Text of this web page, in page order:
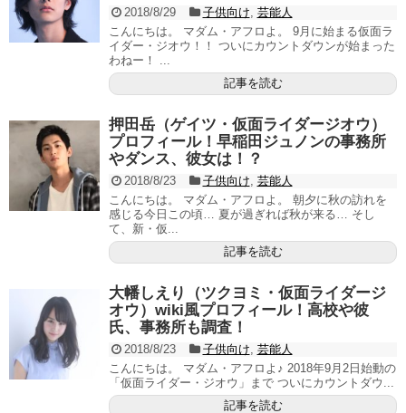
2018/8/29 子供向け 芸能人
こんにちは。 マダム・アフロよ。 9月に始まる仮面ラ
イダー・ジオウ！！ ついにカウントダウンが始まった
わねー！ ...
記事を読む
押田岳（ゲイツ・仮面ライダージオウ）
プロフィール！早稲田ジュノンの事務所
やダンス、彼女は！？
2018/8/23 子供向け 芸能人
こんにちは。 マダム・アフロよ。 朝夕に秋の訪れを
感じる今日この頃… 夏が過ぎれば秋が来る… そし
て、新・仮...
記事を読む
大幡しえり（ツクヨミ・仮面ライダージ
オウ）wiki風プロフィール！高校や彼
氏、事務所も調査！
2018/8/23 子供向け 芸能人
こんにちは。 マダム・アフロよ♪ 2018年9月2日始動の
「仮面ライダー・ジオウ」まで ついにカウントダウ...
記事を読む